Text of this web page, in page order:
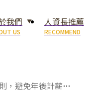
我們
US
人資長推薦
RECOMMEND
，避免年後計薪一